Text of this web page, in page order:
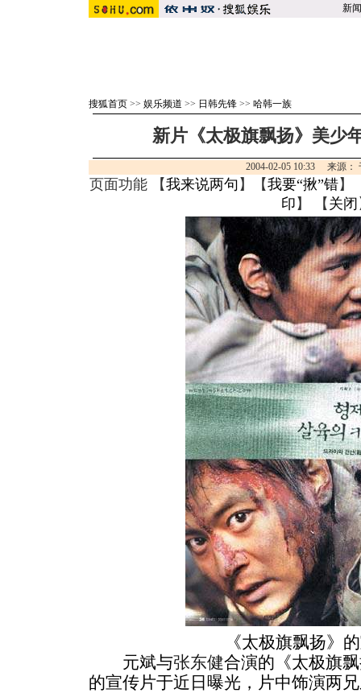
新闻
搜狐首页 >> 娱乐频道 >> 日韩先锋 >> 哈韩一族
新片《太极旗飘扬》美少
2004-02-05 10:33 来源：
页面功能 【我来说两句 】【我要“揪”错】
印 】 【 关闭
《太极旗飘扬》
元斌与张东健合演的《太极旗
的宣传片于近日曝光，片中饰演两